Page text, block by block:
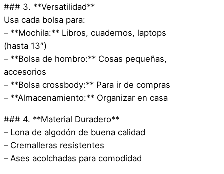
a
d
### 3. **Versatilidad**
Usa cada bolsa para:
– **Mochila:** Libros, cuadernos, laptops
(hasta 13″)
– **Bolsa de hombro:** Cosas pequeñas,
accesorios
– **Bolsa crossbody:** Para ir de compras
– **Almacenamiento:** Organizar en casa
### 4. **Material Duradero**
– Lona de algodón de buena calidad
– Cremalleras resistentes
– Ases acolchadas para comodidad